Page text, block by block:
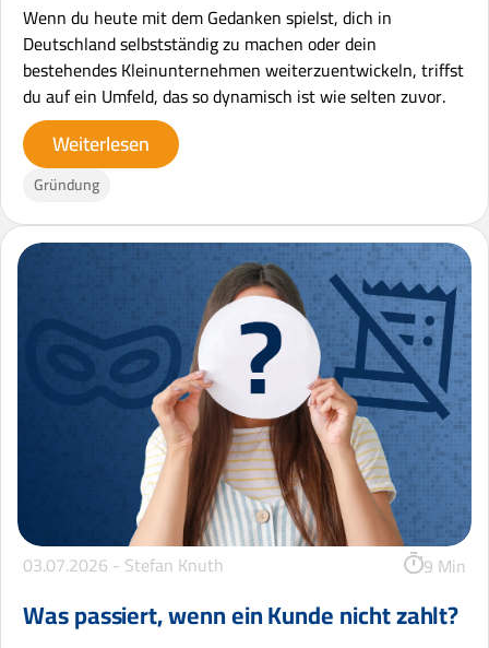
Wenn du heute mit dem Gedanken spielst, dich in
Deutschland selbstständig zu machen oder dein
bestehendes Kleinunternehmen weiterzuentwickeln, triffst
du auf ein Umfeld, das so dynamisch ist wie selten zuvor.
Weiterlesen
Gründung
03.07.2026 - Stefan Knuth 9 Min
Was passiert, wenn ein Kunde nicht zahlt?